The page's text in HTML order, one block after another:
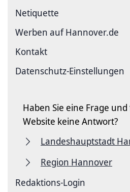
Netiquette
Werben auf Hannover.de
Kontakt
Datenschutz-Einstellungen
Haben Sie eine Frage
Website keine Antwort?
Landeshauptstadt
Region Hannover
Redaktions-Login